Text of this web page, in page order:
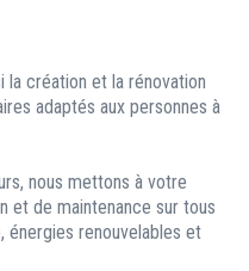
la création et la rénovation
adaptés aux personnes à
nous mettons à votre
et de maintenance sur tous
énergies renouvelables et